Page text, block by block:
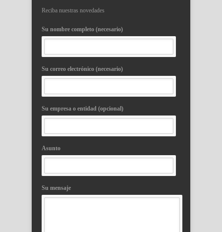
Reciba nuestras novedades
Su nombre completo (necesario)
Su correo electrónico (necesario)
Su empresa o entidad (opcional)
Asunto
Su mensaje